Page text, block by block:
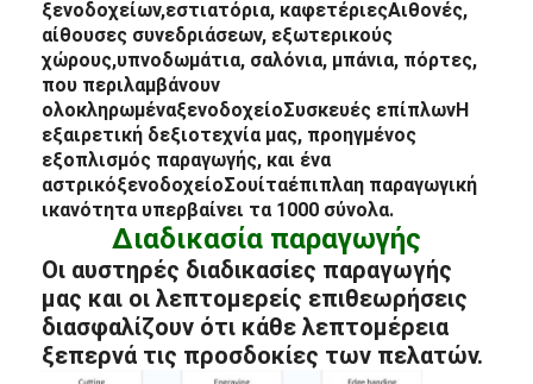
ξενοδοχείων,εστιατόρια, καφετέριεςΑιθονές,
αίθουσες συνεδριάσεων, εξωτερικούς
χώρους,υπνοδωμάτια, σαλόνια, μπάνια, πόρτες,
που περιλαμβάνουν
ολοκληρωμέναξενοδοχείοΣυσκευές επίπλωνΗ
εξαιρετική δεξιοτεχνία μας, προηγμένος
εξοπλισμός παραγωγής, και ένα
αστρικόξενοδοχείοΣουίταέπιπλαη παραγωγική
ικανότητα υπερβαίνει τα 1000 σύνολα.
Διαδικασία παραγωγής
Οι αυστηρές διαδικασίες παραγωγής
μας και οι λεπτομερείς επιθεωρήσεις
διασφαλίζουν ότι κάθε λεπτομέρεια
ξεπερνά τις προσδοκίες των πελατών.